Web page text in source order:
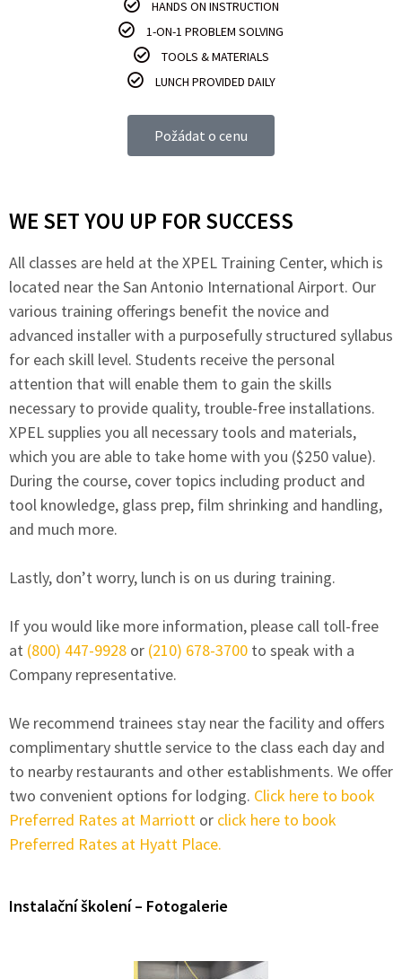
HANDS ON INSTRUCTION
1-ON-1 PROBLEM SOLVING
TOOLS & MATERIALS
LUNCH PROVIDED DAILY
Požádat o cenu
WE SET YOU UP FOR SUCCESS
All classes are held at the XPEL Training Center, which is
located near the San Antonio International Airport. Our
various training offerings benefit the novice and
advanced installer with a purposefully structured syllabus
for each skill level. Students receive the personal
attention that will enable them to gain the skills
necessary to provide quality, trouble-free installations.
XPEL supplies you all necessary tools and materials,
which you are able to take home with you ($250 value).
During the course, cover topics including product and
tool knowledge, glass prep, film shrinking and handling,
and much more.
Lastly, don’t worry, lunch is on us during training.
If you would like more information, please call toll-free
at (800) 447-9928 or (210) 678-3700 to speak with a
Company representative.
We recommend trainees stay near the facility and offers
complimentary shuttle service to the class each day and
to nearby restaurants and other establishments. We offer
two convenient options for lodging. Click here to book
Preferred Rates at Marriott or click here to book
Preferred Rates at Hyatt Place.
Instalační školení – Fotogalerie